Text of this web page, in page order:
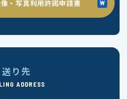
・写真利用許諾申請書
送り先
ADDRESS